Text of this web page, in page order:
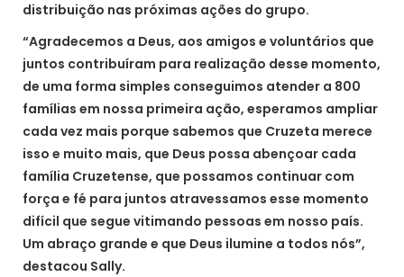
distribuição nas próximas ações do grupo.
“Agradecemos a Deus, aos amigos e voluntários que
juntos contribuíram para realização desse momento,
de uma forma simples conseguimos atender a 800
famílias em nossa primeira ação, esperamos ampliar
cada vez mais porque sabemos que Cruzeta merece
isso e muito mais, que Deus possa abençoar cada
família Cruzetense, que possamos continuar com
força e fé para juntos atravessamos esse momento
difícil que segue vitimando pessoas em nosso país.
Um abraço grande e que Deus ilumine a todos nós”,
destacou Sally.